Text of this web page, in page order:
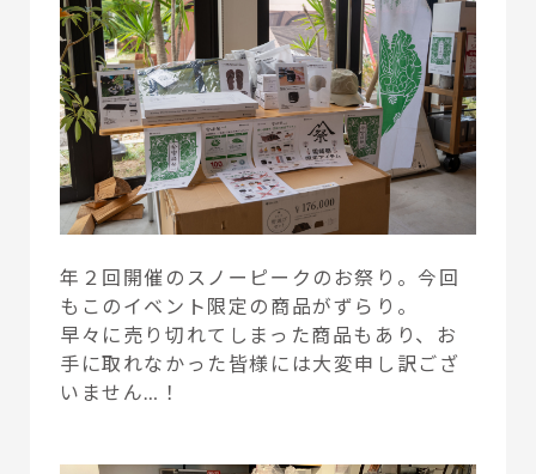
年２回開催のスノーピークのお祭り。今回
もこのイベント限定の商品がずらり。
早々に売り切れてしまった商品もあり、お
手に取れなかった皆様には大変申し訳ござ
いません…！